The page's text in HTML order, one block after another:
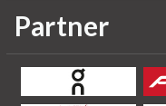
Partner